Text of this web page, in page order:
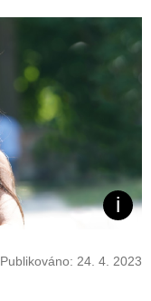
Publikováno: 24. 4. 2023